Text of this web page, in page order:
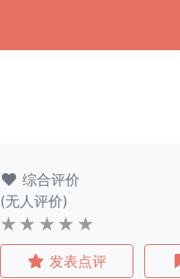
综合评价
(无人评价)
发表点评